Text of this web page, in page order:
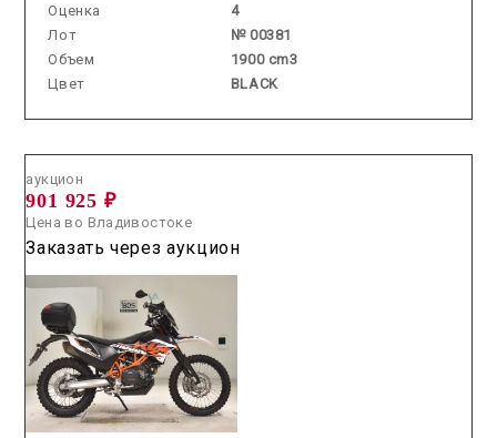
Оценка
4
Лот
№ 00381
Объем
1900 cm3
Цвет
BLACK
аукцион
901 925 ₽
Цена во Владивостоке
Заказать через аукцион